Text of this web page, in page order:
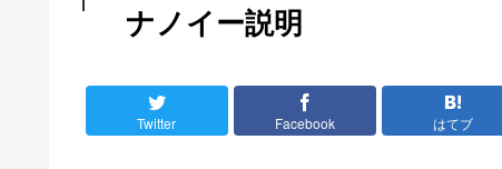
ナノイー説明
Twitter Facebook はてブ